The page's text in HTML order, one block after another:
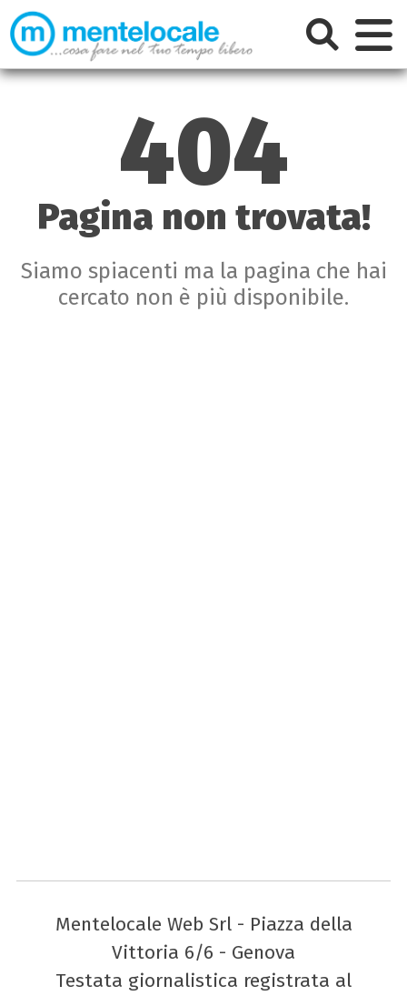
404
Pagina non trovata!
Siamo spiacenti ma la pagina che hai
cercato non è più disponibile.
Mentelocale Web Srl - Piazza della
Vittoria 6/6 - Genova
Testata giornalistica registrata al